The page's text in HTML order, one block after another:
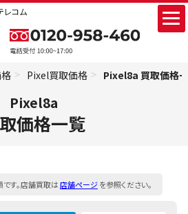
レコム
Pixel買取価格 Pixel8a 買取価格
Pixel8a
価格一覧
です。店舗買取は店舗ページを参照ください。